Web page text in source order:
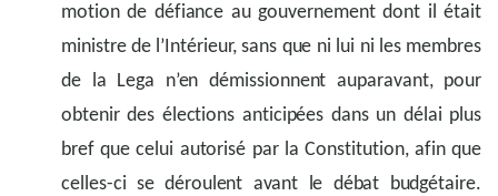
motion de défiance au gouvernement dont il était
ministre de l’Intérieur, sans que ni lui ni les membres
de la Lega n’en démissionnent auparavant, pour
obtenir des élections anticipées dans un délai plus
bref que celui autorisé par la Constitution, afin que
celles-ci se déroulent avant le débat budgétaire.